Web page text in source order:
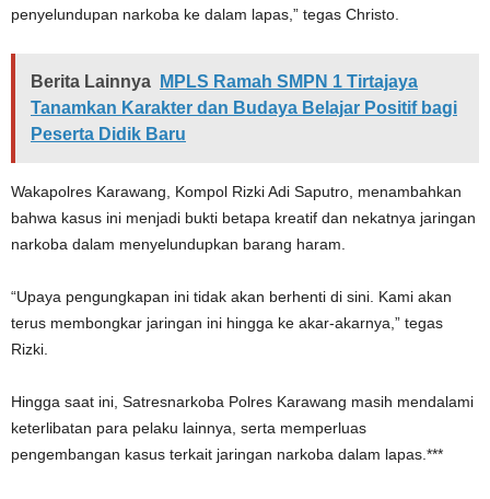
penyelundupan narkoba ke dalam lapas,” tegas Christo.
Berita Lainnya
MPLS Ramah SMPN 1 Tirtajaya
Tanamkan Karakter dan Budaya Belajar Positif bagi
Peserta Didik Baru
Wakapolres Karawang, Kompol Rizki Adi Saputro, menambahkan
bahwa kasus ini menjadi bukti betapa kreatif dan nekatnya jaringan
narkoba dalam menyelundupkan barang haram.
“Upaya pengungkapan ini tidak akan berhenti di sini. Kami akan
terus membongkar jaringan ini hingga ke akar-akarnya,” tegas
Rizki.
Hingga saat ini, Satresnarkoba Polres Karawang masih mendalami
keterlibatan para pelaku lainnya, serta memperluas
pengembangan kasus terkait jaringan narkoba dalam lapas.***